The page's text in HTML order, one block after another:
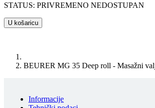
STATUS: PRIVREMENO NEDOSTUPAN
U košaricu
BEURER MG 35 Deep roll - Masažni
Informacije